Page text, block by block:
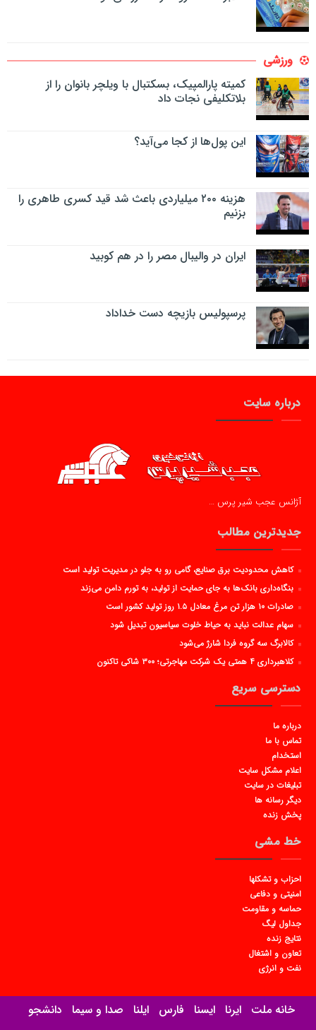
ورزشی
کمیته پارالمپیک، بسکتبال با ویلچر بانوان را از
بلاتکلیفی نجات داد
این پول‌ها از کجا می‌آید؟
هزینه ۲۰۰ میلیاردی باعث شد قید کسری طاهری را
بزنیم
ایران در والیبال مصر را در هم کوبید
پرسپولیس بازیچه دست خداداد
درباره سایت
آژانس عجب شیر پرس …
جدیدترین مطالب
کاهش محدودیت برق صنایع، گامی رو به جلو در مدیریت تولید است
بنگاه‌داری بانک‌ها به جای حمایت از تولید، به تورم دامن می‌زند
صادرات ۱۰ هزار تن مرغ معادل ۱.۵ روز تولید کشور است
سهام عدالت نباید به حیاط خلوت سیاسیون تبدیل شود
کالابرگ سه گروه فردا شارژ می‌شود
کلاهبرداری ۴ همتی یک شرکت مهاجرتی؛ ۳۰۰ شاکی تاکنون
دسترسی سریع
درباره ما
تماس با ما
استخدام
اعلام مشکل سایت
تبلیغات در سایت
دیگر رسانه ها
پخش زنده
خط مشی
احزاب و تشکلها
امنیتی و دفاعی
حماسه و مقاومت
جداول لیگ
نتایج زنده
تعاون و اشتغال
نفت و انرژی
خانه ملت ایرنا ایسنا فارس ایلنا صدا و سیما دانشجو